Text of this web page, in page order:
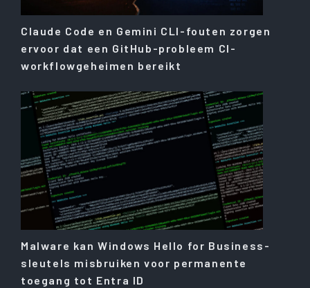
Claude Code en Gemini CLI-fouten zorgen
ervoor dat een GitHub-probleem CI-
workflowgeheimen bereikt
Malware kan Windows Hello for Business-
sleutels misbruiken voor permanente
toegang tot Entra ID